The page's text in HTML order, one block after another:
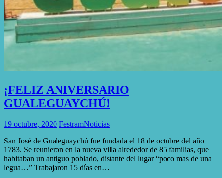
¡FELIZ ANIVERSARIO
GUALEGUAYCHÚ!
19 octubre, 2020 FestramNoticias
San José de Gualeguaychú fue fundada el 18 de octubre del año
1783. Se reunieron en la nueva villa alrededor de 85 familias, que
habitaban un antiguo poblado, distante del lugar “poco mas de una
legua…” Trabajaron 15 días en…